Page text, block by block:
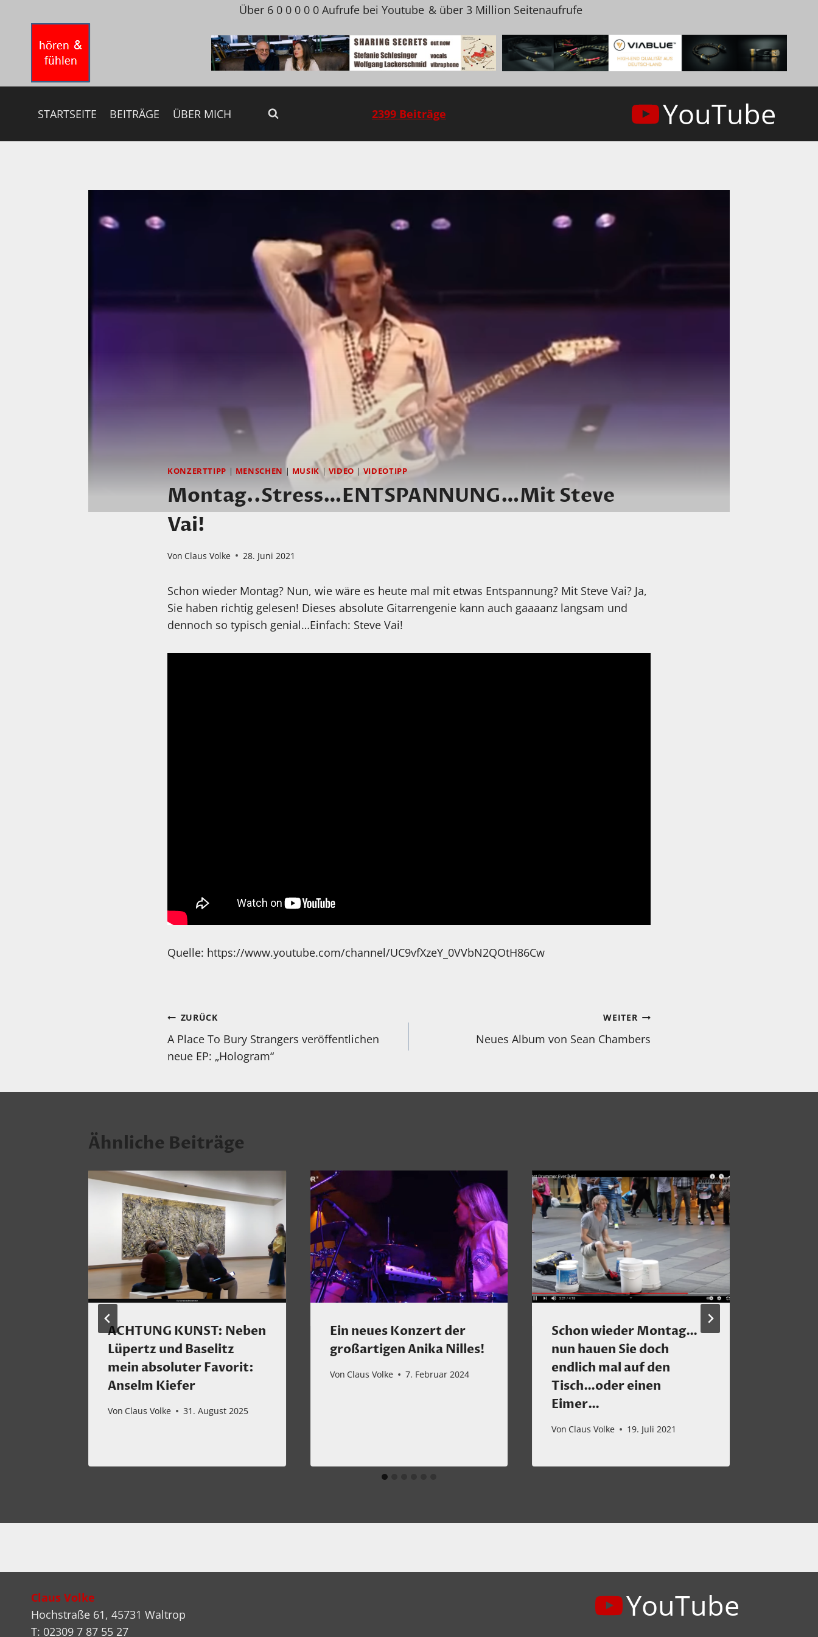
springen
Über 6 0 0 0 0 0 Aufrufe bei Youtube & über 3 Million Seitenaufrufe
STARTSEITE BEITRÄGE ÜBER MICH 2399 Beiträge YouTube
KONZERTTIPP | MENSCHEN | MUSIK| VIDEO | VIDEOTIPP
Montag..Stress…ENTSPANNUNG…Mit Steve
Vai!
Von Claus Volke 28. Juni 2021
Schon wieder Montag? Nun, wie wäre es heute mal mit etwas Entspannung? Mit Steve Vai? Ja,
Sie haben richtig gelesen! Dieses absolute Gitarrengenie kann auch gaaaanz langsam und
dennoch so typisch genial…Einfach: Steve Vai!
Quelle: https://www.youtube.com/channel/UC9vfXzeY_0VVbN2QOtH86Cw
Beitragsnavigation
ZURÜCK
A Place To Bury Strangers veröffentlichen
neue EP: „Hologram“
WEITER
Neues Album von Sean Chambers
Ähnliche Beiträge
ACHTUNG KUNST: Neben
Lüpertz und Baselitz
mein absoluter Favorit:
Anselm Kiefer
Von Claus Volke 31. August 2025
Ein neues Konzert der
großartigen Anika Nilles!
Von Claus Volke 7. Februar 2024
Schon wieder Montag…
nun hauen Sie doch
endlich mal auf den
Tisch…oder einen
Eimer…
Von Claus Volke 19. Juli 2021
Claus Volke
Hochstraße 61, 45731 Waltrop
T: 02309 7 87 55 27
YouTube